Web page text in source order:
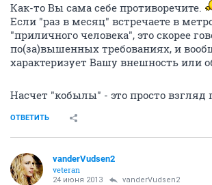
Как-то Вы сама себе противоречите.
Если "раз в месяц" встречаете в
"приличного человека", это скорее
по(за)вышенных требованиях, и
характеризует Вашу внешность или
Насчет "кобылы" - это просто взгляд
ОТВЕТИТЬ
vanderVudsen2
veteran
24 июня 2013 vanderVudsen2